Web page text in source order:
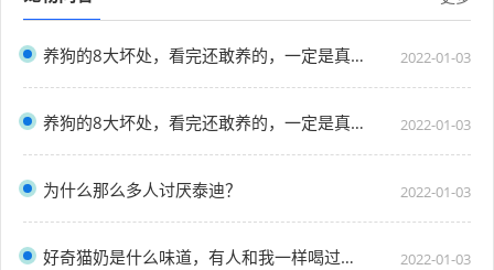
养狗的8大坏处，看完还敢养的，一定是真爱了 2022-01-03
养狗的8大坏处，看完还敢养的，一定是真爱了 2022-01-03
为什么那么多人讨厌泰迪？ 2022-01-03
好奇猫奶是什么味道，有人和我一样喝过猫奶吗？” 2022-01-03